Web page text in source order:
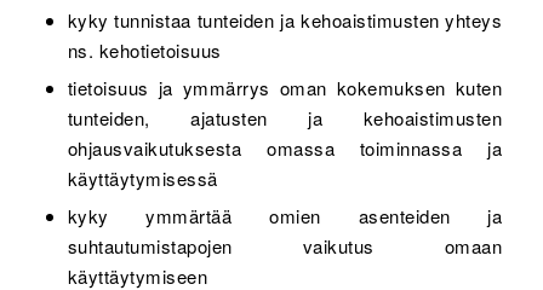
kyky tunnistaa tunteiden ja kehoaistimusten yhteys
ns. kehotietoisuus
tietoisuus ja ymmärrys oman kokemuksen kuten
tunteiden, ajatusten ja kehoaistimusten
ohjausvaikutuksesta omassa toiminnassa ja
käyttäytymisessä
kyky ymmärtää omien asenteiden ja
suhtautumistapojen vaikutus omaan
käyttäytymiseen